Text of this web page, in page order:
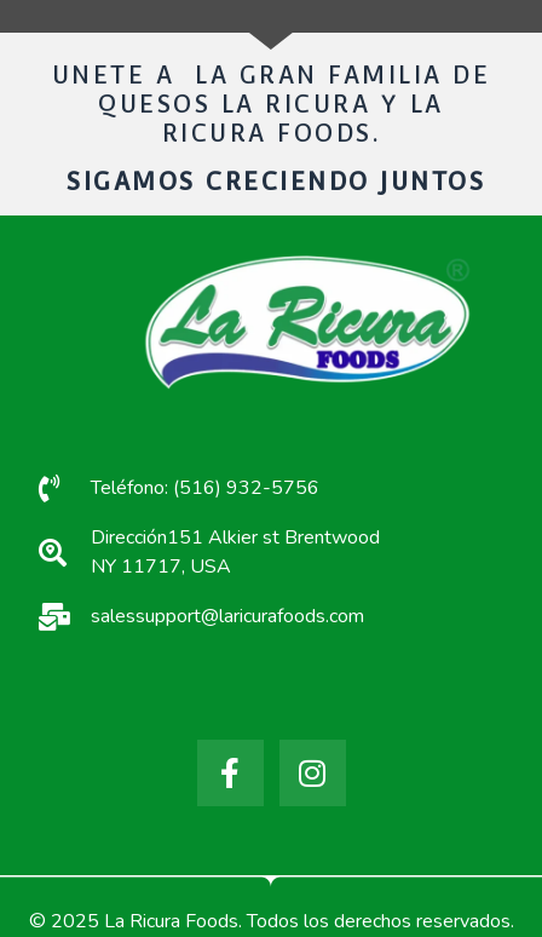
UNETE A LA GRAN FAMILIA DE
QUESOS LA RICURA Y LA
RICURA FOODS.
SIGAMOS CRECIENDO JUNTOS
Teléfono: (516) 932-5756
Dirección151 Alkier st Brentwood
NY 11717, USA
salessupport@laricurafoods.com
© 2025 La Ricura Foods. Todos los derechos reservados.